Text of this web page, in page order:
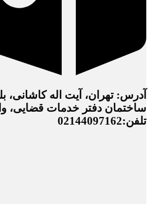
آدرس: تهران، آیت اله کاشانی،
تلفن:02144097162